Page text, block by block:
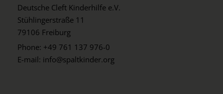
Deutsche Cleft Kinderhilfe e.V.
Stühlingerstraße 11
79106 Freiburg
Phone: +49 761 137 976-0
E-mail: info@spaltkinder.org